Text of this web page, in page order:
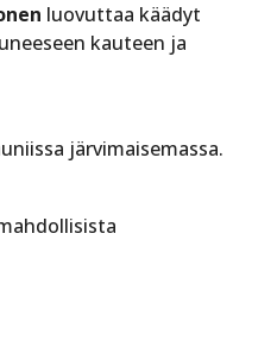
luovuttaa käädyt
kauteen ja
järvimaisemassa.